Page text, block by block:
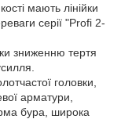
мають лінійки
серії "Profi 2-
зниженню тертя
головки,
арматури,
бура, широка